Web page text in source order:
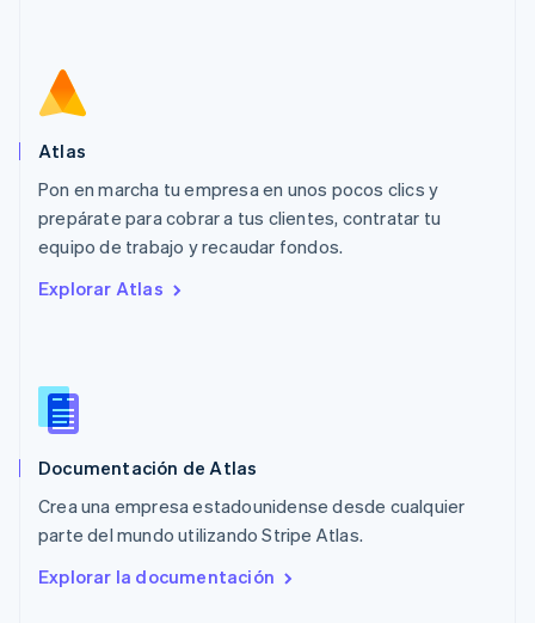
Atlas
Pon en marcha tu empresa en unos pocos clics y
prepárate para cobrar a tus clientes, contratar tu
equipo de trabajo y recaudar fondos.
Explorar Atlas
Documentación de Atlas
Crea una empresa estadounidense desde cualquier
parte del mundo utilizando Stripe Atlas.
Explorar la documentación
English
México
Español
English
Nueva Zelandia
English
NederlandsEnglish
Português
RAE de Hong Kong, China
Reino Unido
República Checa
English
English